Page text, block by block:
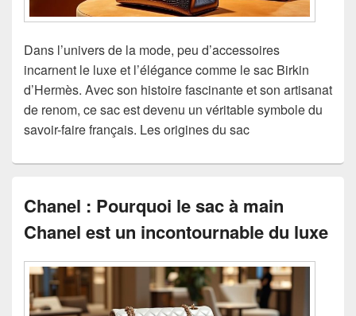
Dans l’univers de la mode, peu d’accessoires
incarnent le luxe et l’élégance comme le sac Birkin
d’Hermès. Avec son histoire fascinante et son artisanat
de renom, ce sac est devenu un véritable symbole du
savoir-faire français. Les origines du sac
Chanel : Pourquoi le sac à main
Chanel est un incontournable du luxe